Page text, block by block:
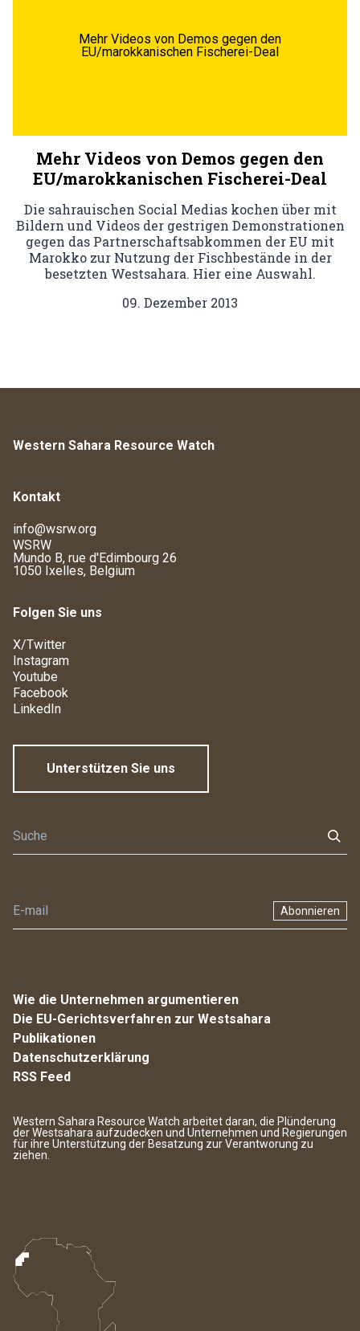
Mehr Videos von Demos gegen den
EU/marokkanischen Fischerei-Deal
Mehr Videos von Demos gegen den
EU/marokkanischen Fischerei-Deal
Die sahrauischen Social Medias kochen über mit
Bildern und Videos der gestrigen Demonstrationen
gegen das Partnerschaftsabkommen der EU mit
Marokko zur Nutzung der Fischbestände in der
besetzten Westsahara. Hier eine Auswahl.
09. Dezember 2013
Western Sahara Resource Watch
Kontakt
info@wsrw.org
WSRW
Mundo B, rue d'Edimbourg 26
1050 Ixelles, Belgium
Folgen Sie uns
X/Twitter
Instagram
Youtube
Facebook
LinkedIn
Unterstützen Sie uns
Abonnieren
Wie die Unternehmen argumentieren
Die EU-Gerichtsverfahren zur Westsahara
Publikationen
Datenschutzerklärung
RSS Feed
Western Sahara Resource Watch arbeitet daran, die Plünderung
der Westsahara aufzudecken und Unternehmen und Regierungen
für ihre Unterstützung der Besatzung zur Verantworung zu
ziehen.